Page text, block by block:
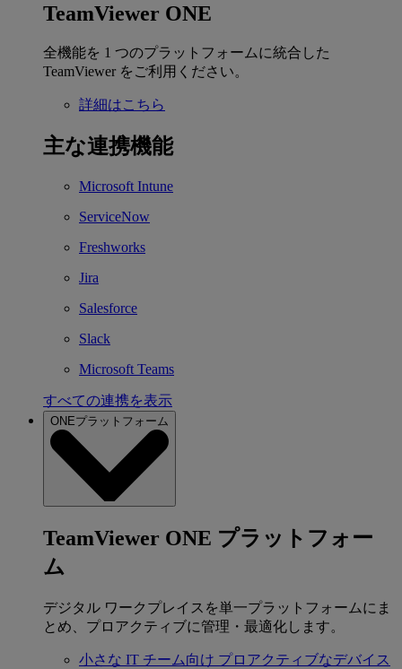
TeamViewer ONE
全機能を 1 つのプラットフォームに統合した
TeamViewer をご利用ください。
詳細はこちら
主な連携機能
Microsoft Intune
ServiceNow
Freshworks
Jira
Salesforce
Slack
Microsoft Teams
すべての連携を表示
ONEプラットフォーム
TeamViewer ONE プラットフォー
ム
デジタル ワークプレイスを単一プラットフォームにま
とめ、プロアクティブに管理・最適化します。
小さな IT チーム向け プロアクティブなデバイス